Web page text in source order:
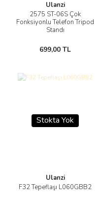
Ulanzi
2575 ST-06S Çok
Fonksiyonlu Telefon Tripod
Standı
699,00 TL
Stokta Yok
Ulanzi
F32 Tepeflaşı L060GBB2